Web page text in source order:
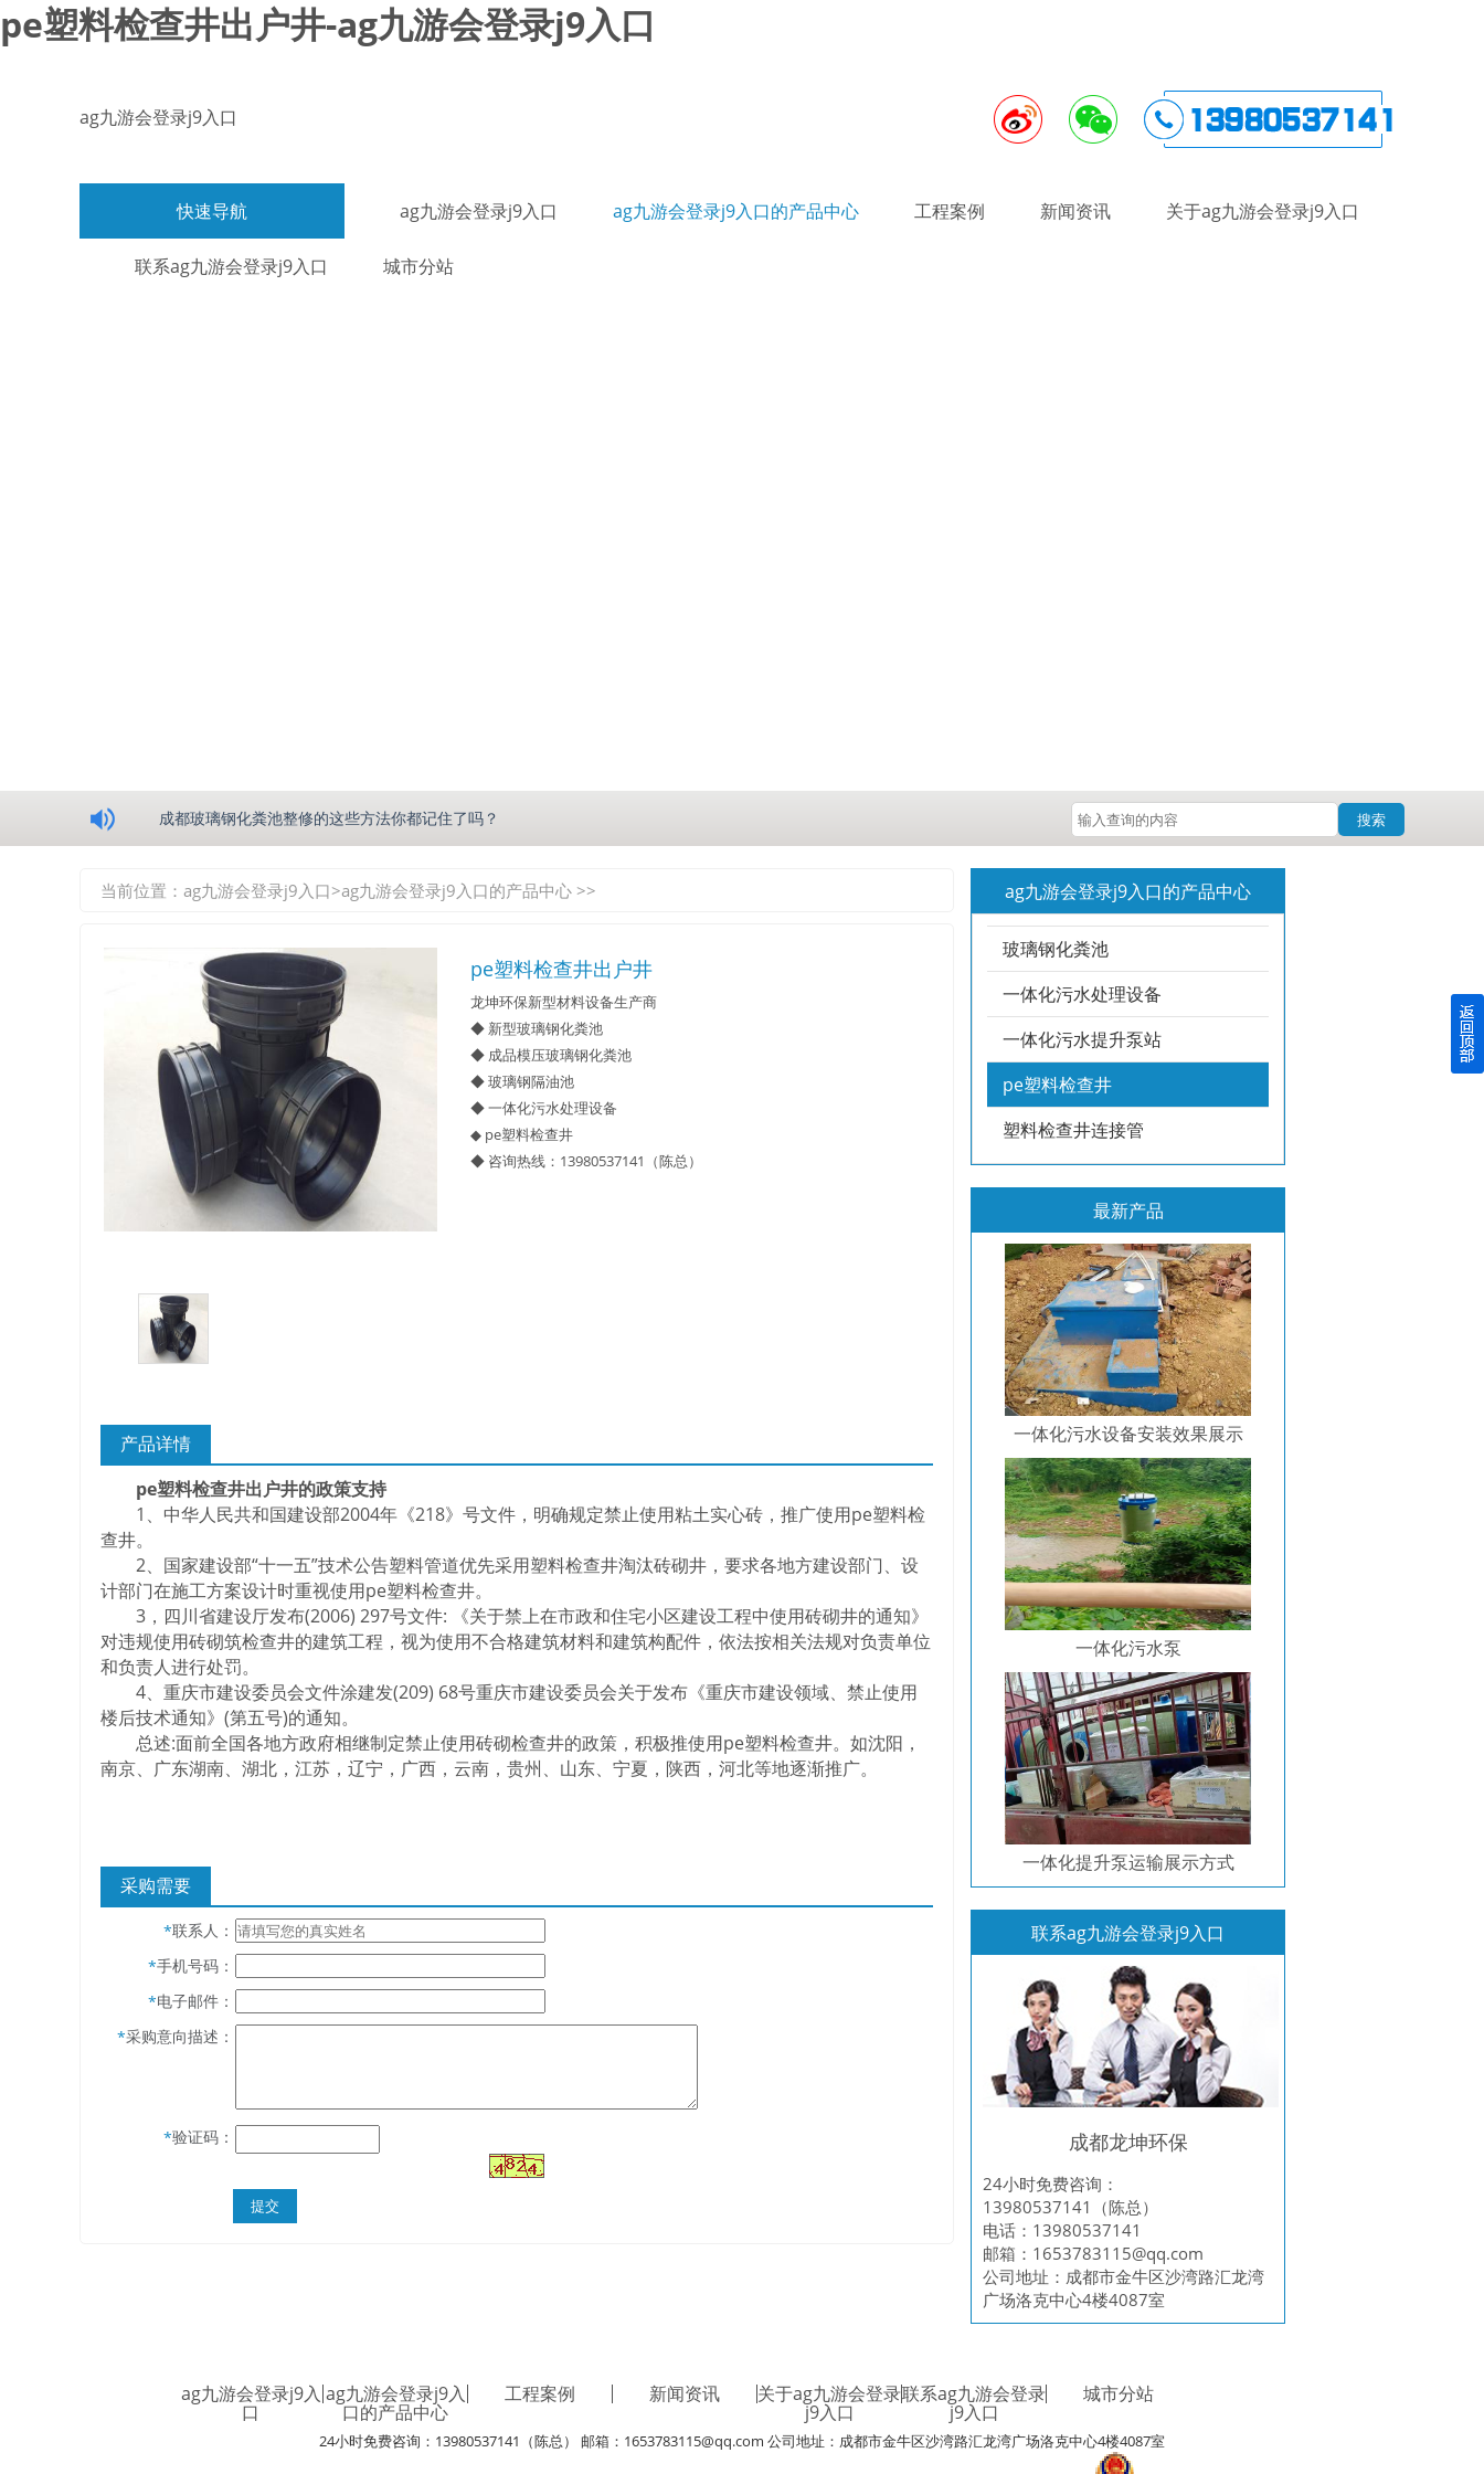
pe塑料检查井出户井-ag九游会登录j9入口
ag九游会登录j9入口
快速导航 ag九游会登录j9入口 ag九游会登录j9入口的产品中心 工程案例 新闻资讯 关于ag九游会登录j9入口
联系ag九游会登录j9入口 城市分站
成都玻璃钢化粪池整修的这些方法你都记住了吗？
四川玻璃钢化粪池逐渐取代传统玻璃钢化粪池的这几点原因你都记住了吗？
关于重庆玻璃钢化粪池的这些基础知识你都记住了吗？
四川玻璃钢化粪池选购时应该如何进行挑选？
在安装绵阳玻璃钢化粪池时可能遇到这些难题
使用成都玻璃钢化粪池的七大好处你都记住了吗？
搜索
当前位置： ag九游会登录j9入口>ag九游会登录j9入口的产品中心 >>
pe塑料检查井出户井
龙坤环保新型材料设备生产商
◆ 新型玻璃钢化粪池
◆ 成品模压玻璃钢化粪池
◆ 玻璃钢隔油池
◆ 一体化污水处理设备
◆ pe塑料检查井
◆ 咨询热线：13980537141（陈总）
产品详情
pe塑料检查井出户井的政策支持
1、中华人民共和国建设部2004年《218》号文件，明确规定禁止使用粘土实心砖，推广使用pe塑料检
查井。
2、国家建设部“十一五”技术公告塑料管道优先采用塑料检查井淘汰砖砌井，要求各地方建设部门、设
计部门在施工方案设计时重视使用pe塑料检查井。
3，四川省建设厅发布(2006) 297号文件: 《关于禁上在市政和住宅小区建设工程中使用砖砌井的通知》
对违规使用砖砌筑检查井的建筑工程，视为使用不合格建筑材料和建筑构配件，依法按相关法规对负责单位
和负责人进行处罚。
4、重庆市建设委员会文件涂建发(209) 68号重庆市建设委员会关于发布《重庆市建设领域、禁止使用
楼后技术通知》(第五号)的通知。
总述:面前全国各地方政府相继制定禁止使用砖砌检查井的政策，积极推使用pe塑料检查井。如沈阳，
南京、广东湖南、湖北，江苏，辽宁，广西，云南，贵州、山东、宁夏，陕西，河北等地逐渐推广。
采购需要
*联系人：
*手机号码：
*电子邮件：
*采购意向描述：
*验证码：
ag九游会登录j9入口的产品中心
玻璃钢化粪池
一体化污水处理设备
一体化污水提升泵站
pe塑料检查井
塑料检查井连接管
最新产品
一体化污水设备安装效果展示
一体化污水泵
一体化提升泵运输展示方式
联系ag九游会登录j9入口
成都龙坤环保
24小时免费咨询：
13980537141（陈总）
电话：13980537141
邮箱： 1653783115@qq.com
公司地址：成都市金牛区沙湾路汇龙湾
广场洛克中心4楼4087室
ag九游会登录j9入
口
ag九游会登录j9入
口的产品中心
工程案例 新闻资讯 关于ag九游会登录
j9入口
联系ag九游会登录
j9入口
城市分站
24小时免费咨询：13980537141（陈总） 邮箱： 1653783115@qq.com 公司地址：成都市金牛区沙湾路汇龙湾广场洛克中心4楼4087室